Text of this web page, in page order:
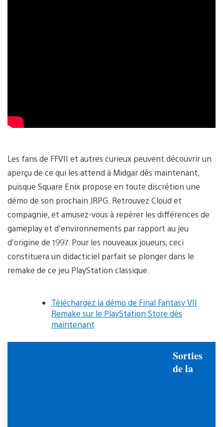
Les fans de FFVII et autres curieux peuvent découvrir un
aperçu de ce qui les attend à Midgar dès maintenant,
puisque Square Enix propose en toute discrétion une
démo de son prochain JRPG. Retrouvez Cloud et
compagnie, et amusez-vous à repérer les différences de
gameplay et d’environnements par rapport au jeu
d’origine de 1997. Pour les nouveaux joueurs, ceci
constituera un didacticiel parfait se plonger dans le
remake de ce jeu PlayStation classique.
Téléchargez la démo de Final Fantasy VII
Remake sur le PlayStation Store dès
maintenant
Sorties
de la